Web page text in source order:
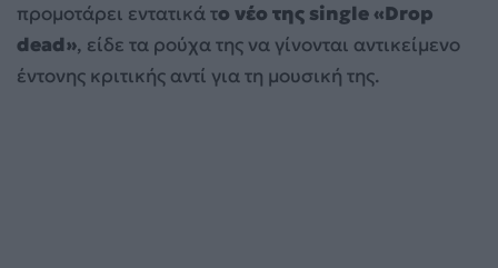
προμοτάρει εντατικά το νέο της single «Drop
dead», είδε τα ρούχα της να γίνονται αντικείμενο
έντονης κριτικής αντί για τη μουσική της.